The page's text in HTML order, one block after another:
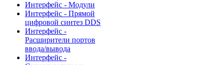
Интерфейс - Модули
Интерфейс - Прямой
цифровой синтез DDS
Интерфейс -
Расширители портов
ввода/вывода
Интерфейс -